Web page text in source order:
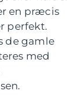
en præcis
perfekt.
de gamle
med